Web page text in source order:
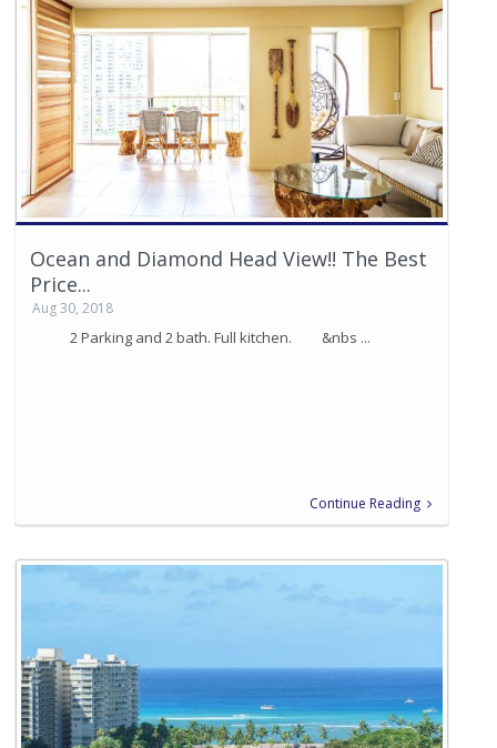
Ocean and Diamond Head View!! The Best
Price...
Aug 30, 2018
2 Parking and 2 bath. Full kitchen. &nbs ...
Continue Reading